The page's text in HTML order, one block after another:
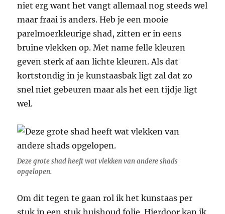
niet erg want het vangt allemaal nog steeds wel
maar fraai is anders. Heb je een mooie
parelmoerkleurige shad, zitten er in eens
bruine vlekken op. Met name felle kleuren
geven sterk af aan lichte kleuren. Als dat
kortstondig in je kunstaasbak ligt zal dat zo
snel niet gebeuren maar als het een tijdje ligt
wel.
Deze grote shad heeft wat vlekken van andere shads
opgelopen.
Om dit tegen te gaan rol ik het kunstaas per